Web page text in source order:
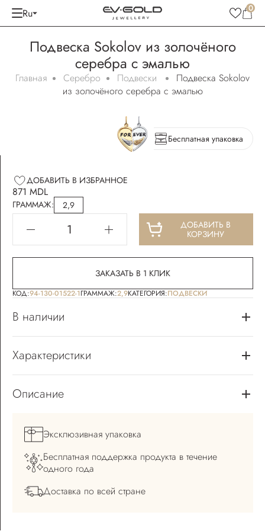
Ru 0
Подвеска Sokolov из золочёного
серебра с эмалью
Главная Серебро Подвески
Подвеска Sokolov
из золочёного серебра с эмалью
Бесплатная упаковка
ДОБАВИТЬ В ИЗБРАННОЕ
871 MDL
ГРАММАЖ:
2,9
ДОБАВИТЬ В
КОРЗИНУ
ЗАКАЗАТЬ В 1 КЛИК
КОД:94-130-01522-1ГРАММАЖ:2,9КАТЕГОРИЯ:ПОДВЕСКИ
В наличии
Характеристики
Описание
Эксклюзивная упаковка
Бесплатная поддержка продукта в течение
одного года
Доставка по всей стране